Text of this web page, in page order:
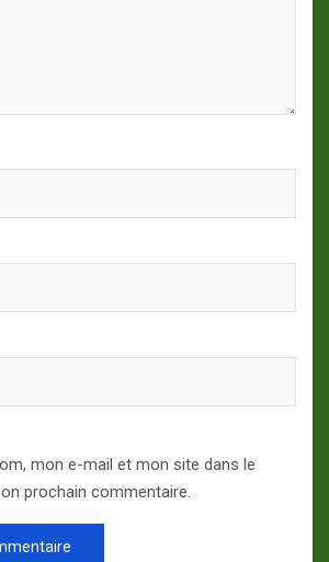
mon e-mail et mon site dans le
prochain commentaire.